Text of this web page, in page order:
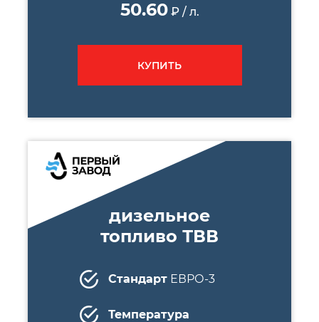
50.60 ₽ / л.
КУПИТЬ
дизельное
топливо ТВВ
СтандартЕВРО-3
Температура